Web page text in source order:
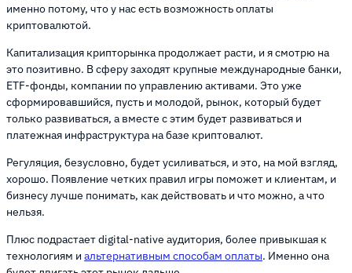
именно потому, что у нас есть возможность оплаты
криптовалютой.
Капитализация крипторынка продолжает расти, и я смотрю на
это позитивно. В сферу заходят крупные международные банки,
ETF-фонды, компании по управлению активами. Это уже
сформировавшийся, пусть и молодой, рынок, который будет
только развиваться, а вместе с этим будет развиваться и
платежная инфраструктура на базе криптовалют.
Регуляция, безусловно, будет усиливаться, и это, на мой взгляд,
хорошо. Появление четких правил игры поможет и клиентам, и
бизнесу лучше понимать, как действовать и что можно, а что
нельзя.
Плюс подрастает digital-native аудитория, более привыкшая к
технологиям и альтернативным способам оплаты. Именно она